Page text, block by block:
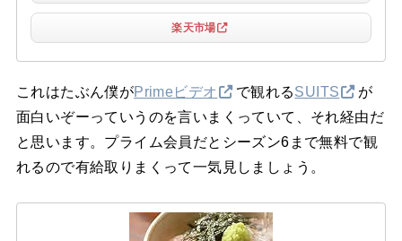
楽天市場
これはたぶん僕がPrimeビデオ で観れるSUITS
が
面白いぞーっていうのを言いまくっていて、それ経由だ
と思います。プライム会員だとシーズン6まで無料で観
れるので有給取りまくって一気見しましょう。